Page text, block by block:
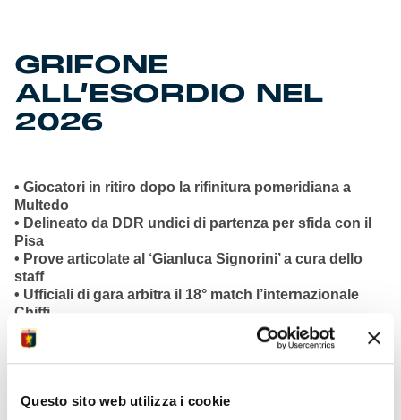
Questo sito web utilizza i cookie
GRIFONE
ALL’ESORDIO NEL
2026
• Giocatori in ritiro dopo la rifinitura pomeridiana a
Multedo
• Delineato da DDR undici di partenza per sfida con il
Pisa
• Prove articolate al ‘Gianluca Signorini’ a cura dello
staff
• Ufficiali di gara arbitra il 18° match l’internazionale
Chiffi
• Cinque gli indisponibili per la partita con squadra
toscana
• Elenco convocati in diffusione su piattaforme
• Festa dello sport allo stadio “Ferraris” tra tifoserie